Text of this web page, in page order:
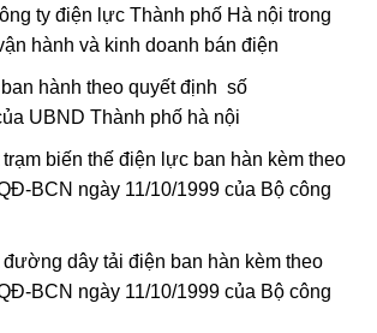
ty điện lực Thành phố Hà nội trong
hành và kinh doanh bán điện
hành theo quyết định số
UBND Thành phố hà nội
biến thế điện lực ban hàn kèm theo
BCN ngày 11/10/1999 của Bộ công
dây tải điện ban hàn kèm theo
BCN ngày 11/10/1999 của Bộ công